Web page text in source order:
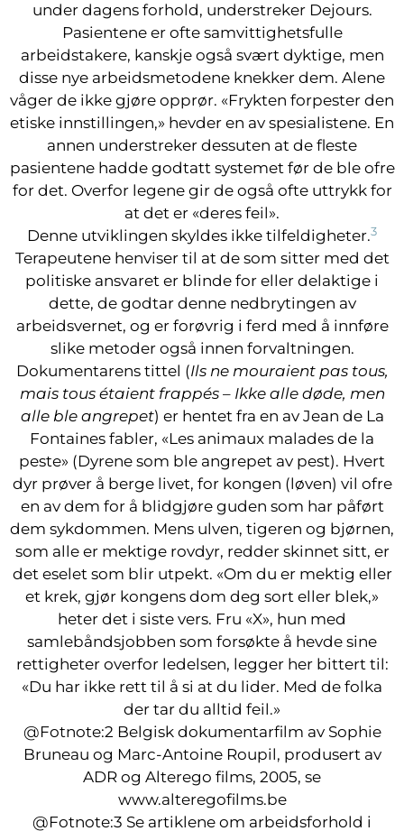
under dagens forhold, understreker Dejours.
Pasientene er ofte samvittighetsfulle
arbeidstakere, kanskje også svært dyktige, men
disse nye arbeidsmetodene knekker dem. Alene
våger de ikke gjøre opprør. «Frykten forpester den
etiske innstillingen,» hevder en av spesialistene. En
annen understreker dessuten at de fleste
pasientene hadde godtatt systemet før de ble ofre
for det. Overfor legene gir de også ofte uttrykk for
at det er «deres feil».
Denne utviklingen skyldes ikke tilfeldigheter.3
Terapeutene henviser til at de som sitter med det
politiske ansvaret er blinde for eller delaktige i
dette, de godtar denne nedbrytingen av
arbeidsvernet, og er forøvrig i ferd med å innføre
slike metoder også innen forvaltningen.
Dokumentarens tittel (Ils ne mouraient pas tous,
mais tous étaient frappés– Ikke alle døde, men
alle ble angrepet) er hentet fra en av Jean de La
Fontaines fabler, «Les animaux malades de la
peste» (Dyrene som ble angrepet av pest). Hvert
dyr prøver å berge livet, for kongen (løven) vil ofre
en av dem for å blidgjøre guden som har påført
dem sykdommen. Mens ulven, tigeren og bjørnen,
som alle er mektige rovdyr, redder skinnet sitt, er
det eselet som blir utpekt. «Om du er mektig eller
et krek, gjør kongens dom deg sort eller blek,»
heter det i siste vers. Fru «X», hun med
samlebåndsjobben som forsøkte å hevde sine
rettigheter overfor ledelsen, legger her bittert til:
«Du har ikke rett til å si at du lider. Med de folka
der tar du alltid feil.»
@Fotnote:2 Belgisk dokumentarfilm av Sophie
Bruneau og Marc-Antoine Roupil, produsert av
ADR og Alterego films, 2005, se
www.alteregofilms.be
@Fotnote:3 Se artiklene om arbeidsforhold i